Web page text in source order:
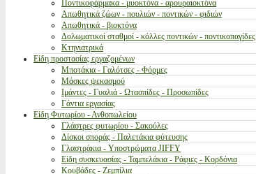
Ποντικοφάρμακα - μυοκτόνα - αρουραιοκτόνα
Απωθητικά ζώων - πουλιών - ποντικών - φιδιών
Απωθητικά - βιοκτόνα
Δολωματικοί σταθμοί - κόλλες ποντικών - ποντικοπαγίδες
Κτηνιατρικά
Είδη προστασίας εργαζομένων
Μποτάκια - Γαλότσες - Φόρμες
Μάσκες ψεκασμού
Ιμάντες - Γυαλιά - Ωτασπίδες - Προσωπίδες
Γάντια εργασίας
Είδη Φυτωρίου - Ανθοπωλείου
Γλάστρες φυτωρίου - Σακούλες
Δίσκοι σποράς - Παλετάκια φύτευσης
Γλαστράκια - Υποστρώματα JIFFY
Είδη συσκευασίας - Ταμπελάκια - Ράφιες - Κορδόνια
Κουβάδες - Ζεμπίλια